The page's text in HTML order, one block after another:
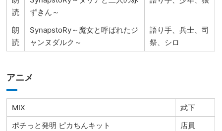
読
ずきん～
朗
読
SynapstoRy～魔女と呼ばれたジ
ャンヌダルク～
語り手、兵士、司
祭、シロ
アニメ
MIX
武下
ポチっと発明 ピカちんキット
店員